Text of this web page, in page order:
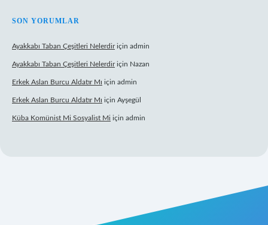
SON YORUMLAR
Ayakkabı Taban Çeşitleri Nelerdiriçin admin
Ayakkabı Taban Çeşitleri Nelerdiriçin Nazan
Erkek Aslan Burcu Aldatır Mı için admin
Erkek Aslan Burcu Aldatır Mı için Ayşegül
Küba Komünist Mi Sosyalist Mi için admin